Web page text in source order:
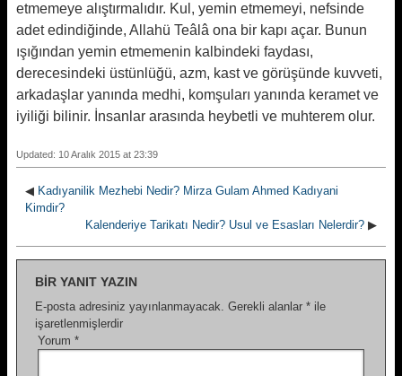
etmemeye alıştırmalıdır. Kul, yemin etmemeyi, nefsinde
adet edindiğinde, Allahü Teâlâ ona bir kapı açar. Bunun
ışığından yemin etmemenin kalbindeki faydası,
derecesindeki üstünlüğü, azm, kast ve görüşün­de kuvveti,
arkadaşlar yanında medhi, komşuları yanında keramet ve
iyiliği bilinir. İnsanlar arasında heybetli ve muhterem olur.
Updated: 10 Aralık 2015 at 23:39
◀ Kadıyanilik Mezhebi Nedir? Mirza Gulam Ahmed Kadıyani
Kimdir?
Kalenderiye Tarikatı Nedir? Usul ve Esasları Nelerdir? ▶
BIR YANIT YAZIN
E-posta adresiniz yayınlanmayacak. Gerekli alanlar * ile
işaretlenmişlerdir
Yorum *